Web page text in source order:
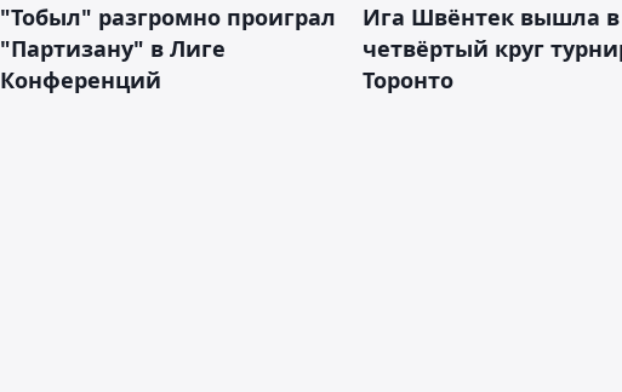
"Тобыл" разгромно проиграл
"Партизану" в Лиге
Конференций
Ига Швёнтек вышла в
четвёртый круг
Торонто